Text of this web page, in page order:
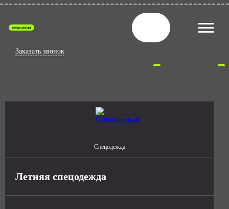
спецодежда
Заказать звонок
Спецодежда
Летняя спецодежда